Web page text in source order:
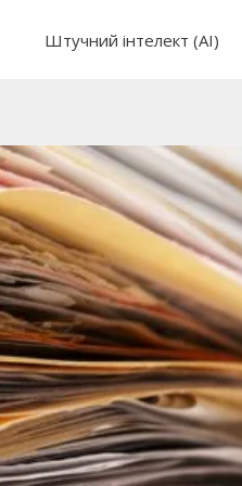
Штучний інтелект (AI)